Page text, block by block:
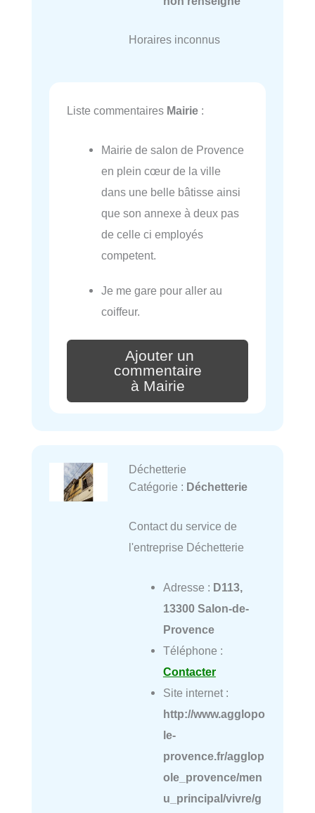
Horaires inconnus
Liste commentaires Mairie :
Mairie de salon de Provence
en plein cœur de la ville
dans une belle bâtisse ainsi
que son annexe à deux pas
de celle ci employés
competent.
Je me gare pour aller au
coiffeur.
Ajouter un
commentaire
à Mairie
Déchetterie
Catégorie : Déchetterie
Contact du service de
l'entreprise Déchetterie
Adresse : D113,
13300 Salon-de-
Provence
Téléphone :
Contacter
Site internet :
http://www.agglopo
le-
provence.fr/agglop
ole_provence/men
u_principal/vivre/g